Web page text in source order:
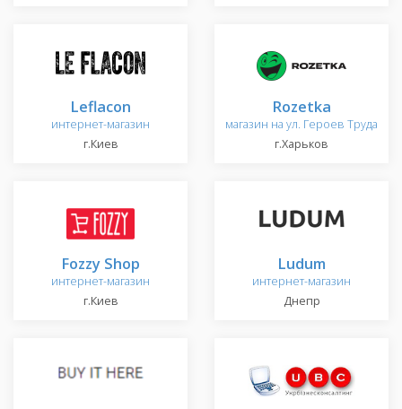
Leflacon
интернет-магазин
г.Киев
Rozetka
магазин на ул. Героев Труда
г.Харьков
Fozzy Shop
интернет-магазин
г.Киев
Ludum
интернет-магазин
Днепр